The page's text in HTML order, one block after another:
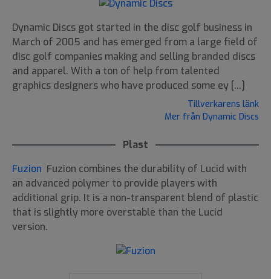
Dynamic Discs got started in the disc golf business in
March of 2005 and has emerged from a large field of
disc golf companies making and selling branded discs
and apparel. With a ton of help from talented
graphics designers who have produced some ey [...]
Tillverkarens länk
Mer från Dynamic Discs
Plast
Fuzion Fuzion combines the durability of Lucid with
an advanced polymer to provide players with
additional grip. It is a non-transparent blend of plastic
that is slightly more overstable than the Lucid
version.